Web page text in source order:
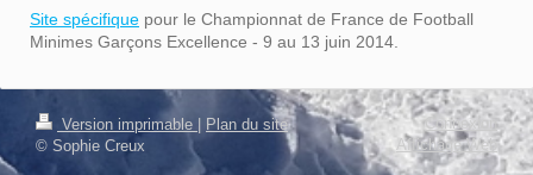
Site spécifique pour le Championnat de France de Football
Minimes Garçons Excellence - 9 au 13 juin 2014.
Version imprimable
Plan du site
© Sophie Creux
Connexion
Affichage Web